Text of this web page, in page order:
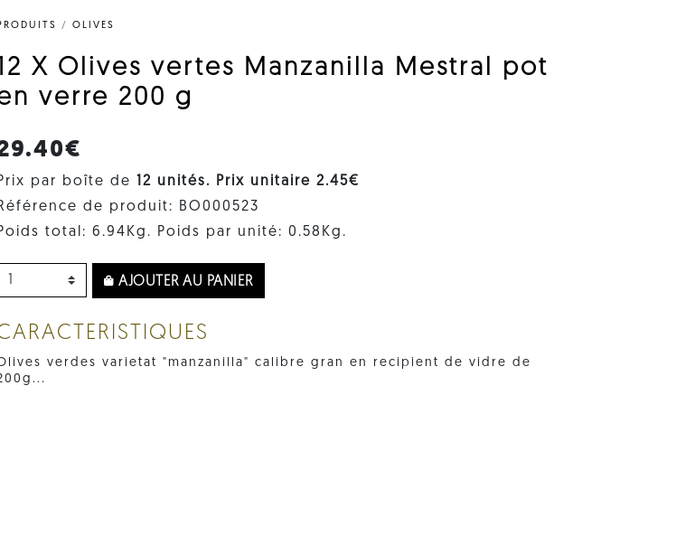
/ OLIVES
X Olives vertes Manzanilla Mestral pot
verre 200 g
par boîte de
12 unités. Prix ​​unitaire 2.45€
de produit: BO000523
total: 6.94Kg. Poids par unité: 0.58Kg.
AJOUTER AU PANIER
verdes varietat "manzanilla" calibre gran en recipient de vidre de